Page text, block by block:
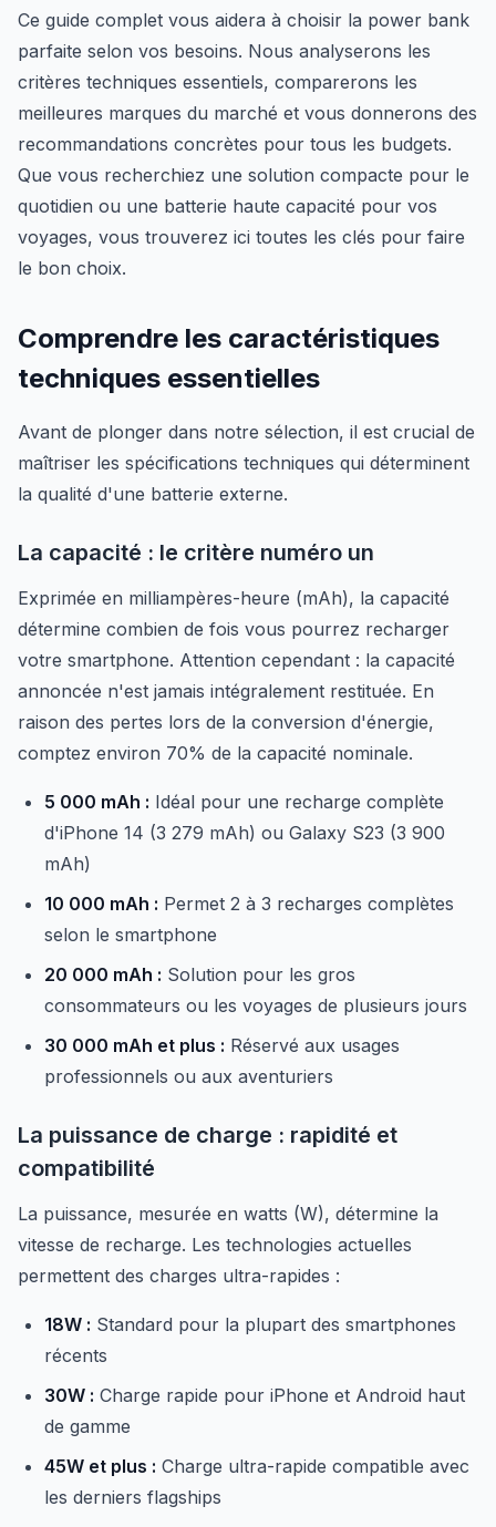
Ce guide complet vous aidera à choisir la power bank
parfaite selon vos besoins. Nous analyserons les
critères techniques essentiels, comparerons les
meilleures marques du marché et vous donnerons des
recommandations concrètes pour tous les budgets.
Que vous recherchiez une solution compacte pour le
quotidien ou une batterie haute capacité pour vos
voyages, vous trouverez ici toutes les clés pour faire
le bon choix.
Comprendre les caractéristiques
techniques essentielles
Avant de plonger dans notre sélection, il est crucial de
maîtriser les spécifications techniques qui déterminent
la qualité d'une batterie externe.
La capacité : le critère numéro un
Exprimée en milliampères-heure (mAh), la capacité
détermine combien de fois vous pourrez recharger
votre smartphone. Attention cependant : la capacité
annoncée n'est jamais intégralement restituée. En
raison des pertes lors de la conversion d'énergie,
comptez environ 70% de la capacité nominale.
5 000 mAh : Idéal pour une recharge complète
d'iPhone 14 (3 279 mAh) ou Galaxy S23 (3 900
mAh)
10 000 mAh : Permet 2 à 3 recharges complètes
selon le smartphone
20 000 mAh : Solution pour les gros
consommateurs ou les voyages de plusieurs jours
30 000 mAh et plus : Réservé aux usages
professionnels ou aux aventuriers
La puissance de charge : rapidité et
compatibilité
La puissance, mesurée en watts (W), détermine la
vitesse de recharge. Les technologies actuelles
permettent des charges ultra-rapides :
18W : Standard pour la plupart des smartphones
récents
30W : Charge rapide pour iPhone et Android haut
de gamme
45W et plus : Charge ultra-rapide compatible avec
les derniers flagships